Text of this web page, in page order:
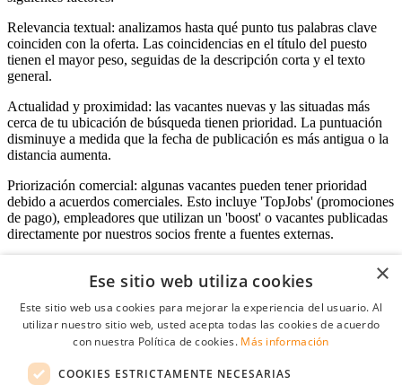
Relevancia textual: analizamos hasta qué punto tus palabras clave
coinciden con la oferta. Las coincidencias en el título del puesto
tienen el mayor peso, seguidas de la descripción corta y el texto
general.
Actualidad y proximidad: las vacantes nuevas y las situadas más
cerca de tu ubicación de búsqueda tienen prioridad. La puntuación
disminuye a medida que la fecha de publicación es más antigua o la
distancia aumenta.
Priorización comercial: algunas vacantes pueden tener prioridad
debido a acuerdos comerciales. Esto incluye 'TopJobs' (promociones
de pago), empleadores que utilizan un 'boost' o vacantes publicadas
directamente por nuestros socios frente a fuentes externas.
Acceso empresas
×
Ese sitio web utiliza cookies
Este sitio web usa cookies para mejorar la experiencia del usuario. Al
utilizar nuestro sitio web, usted acepta todas las cookies de acuerdo
con nuestra Política de cookies. Más información
COOKIES ESTRICTAMENTE NECESARIAS